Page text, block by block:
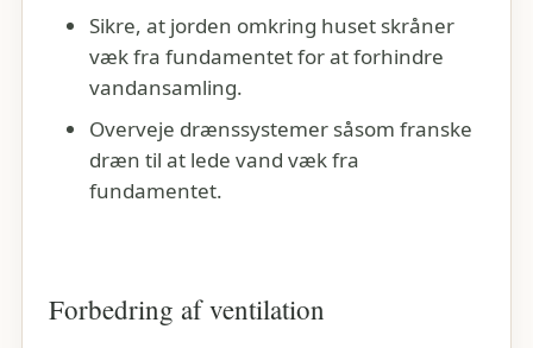
Sikre, at jorden omkring huset skråner
væk fra fundamentet for at forhindre
vandansamling.
Overveje drænssystemer såsom franske
dræn til at lede vand væk fra
fundamentet.
Forbedring af ventilation